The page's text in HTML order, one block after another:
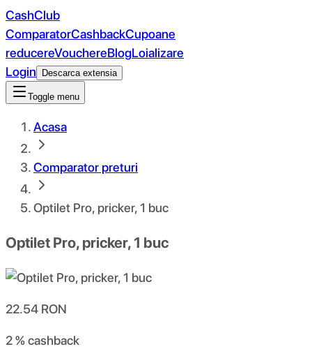
CashClub
ComparatorCashbackCupoane
reducereVouchereBlogLoializare
Login
Descarca extensia
Toggle menu
Acasa
Comparator preturi
Optilet Pro, pricker, 1 buc
Optilet Pro, pricker, 1 buc
22.54 RON
2 %cashback